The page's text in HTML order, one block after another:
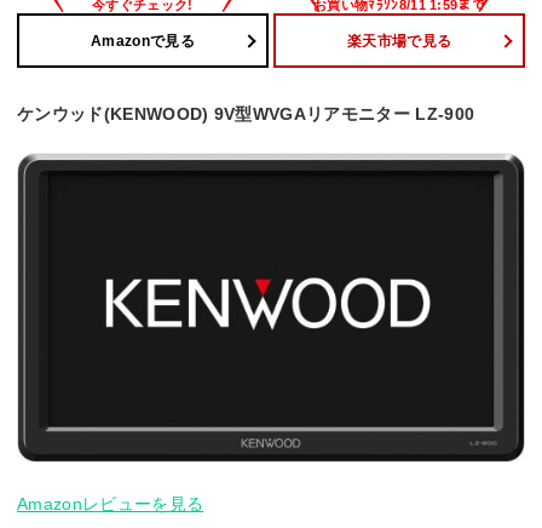
Amazonで見る 楽天市場で見る
ケンウッド(KENWOOD) 9V型WVGAリアモニター LZ-900
Amazonレビューを見る